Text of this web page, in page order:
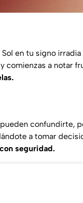
en tu signo
comienzas a notar
confundirte,
a tomar
seguridad.